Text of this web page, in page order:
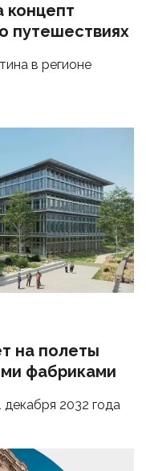
концепт
путешествиях
в регионе
на полеты
фабриками
2032 года